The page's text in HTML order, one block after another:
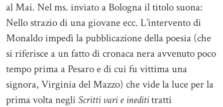
al Mai. Nel ms. inviato a Bologna il titolo suona:
Nello strazio di una giovane ecc. L’intervento di
Monaldo impedì la pubblicazione della poesia (che
si riferisce a un fatto di cronaca nera avvenuto poco
tempo prima a Pesaro e di cui fu vittima una
signora, Virginia del Mazzo) che vide la luce per la
prima volta negli Scritti vari e inedititratti